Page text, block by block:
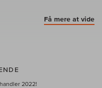
Få mere at vide
2022!